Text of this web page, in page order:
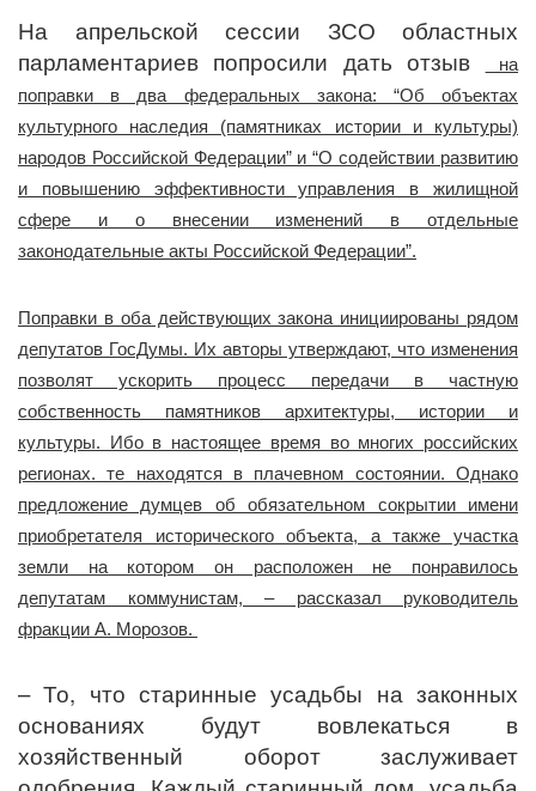
На апрельской сессии ЗСО областных
парламентариев попросили дать отзыв
на
поправки в два федеральных закона: “Об объектах
культурного наследия (памятниках истории и культуры)
народов Российской Федерации” и “О содействии развитию
и повышению эффективности управления в жилищной
сфере и о внесении изменений в отдельные
законодательные акты Российской Федерации”.
Поправки в оба действующих закона инициированы рядом
депутатов ГосДумы. Их авторы утверждают, что изменения
позволят ускорить процесс передачи в частную
собственность памятников архитектуры, истории и
культуры. Ибо в настоящее время во многих российских
регионах. те находятся в плачевном состоянии. Однако
предложение думцев об обязательном сокрытии имени
приобретателя исторического объекта, а также участка
земли на котором он расположен не понравилось
депутатам коммунистам, – рассказал руководитель
фракции А. Морозов.
– То, что старинные усадьбы на законных
основаниях будут вовлекаться в
хозяйственный оборот заслуживает